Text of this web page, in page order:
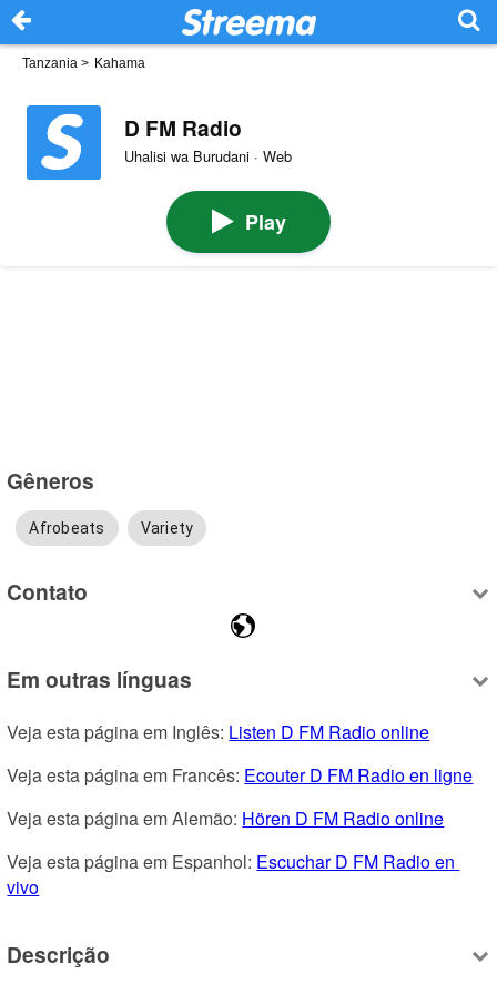
Tanzania > Kahama
D FM Radio
Uhalisi wa Burudani · Web
Play
Gêneros
Afrobeats Variety
Contato
Em outras línguas
Veja esta página em Inglês: Listen D FM Radio online
Veja esta página em Francês: Ecouter D FM Radio en ligne
Veja esta página em Alemão: Hören D FM Radio online
Veja esta página em Espanhol: Escuchar D FM Radio en
vivo
Descrição